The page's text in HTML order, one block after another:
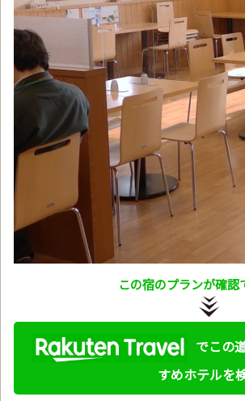
この宿のプランが確認
でこの
すめホテルを